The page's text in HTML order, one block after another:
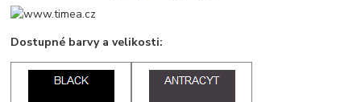
Dostupné barvy a velikosti: